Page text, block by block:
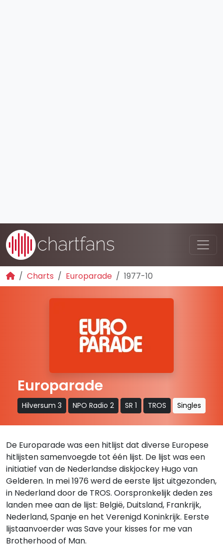
Charts Europarade 1977-10
Europarade
Hilversum 3 NPO Radio 2 SR 1 TROS Singles
De Europarade was een hitlijst dat diverse Europese
hitlijsten samenvoegde tot één lijst. De lijst was een
initiatief van de Nederlandse diskjockey Hugo van
Gelderen. In mei 1976 werd de eerste lijst uitgezonden,
in Nederland door de TROS. Oorspronkelijk deden zes
landen mee aan de lijst: België, Duitsland, Frankrijk,
Nederland, Spanje en het Verenigd Koninkrijk. Eerste
lijstaanvoerder was Save your kisses for me van
Brotherhood of Man.